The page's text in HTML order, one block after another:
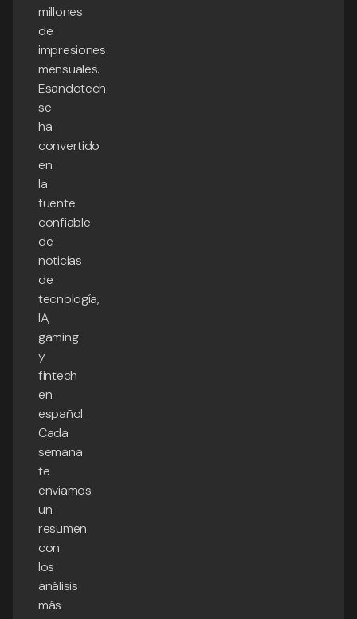
millones
de
impresiones
mensuales.
Esandotech
se
ha
convertido
en
la
fuente
confiable
de
noticias
de
tecnología,
IA,
gaming
y
fintech
en
español.
Cada
semana
te
enviamos
un
resumen
con
los
análisis
más